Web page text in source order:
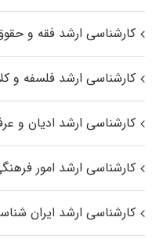
کارشناسی ارشد فقه و
کارشناسی ارشد فلسفه و
کارشناسی ارشد ادیان و
کارشناسی ارشد امور
کارشناسی ارشد ایران